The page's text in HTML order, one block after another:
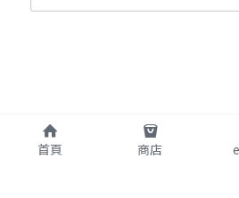
提交
首頁 商店